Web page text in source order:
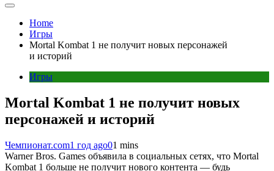
Home
Игры
Mortal Kombat 1 не получит новых персонажей
и историй
Игры
Mortal Kombat 1 не получит новых
персонажей и историй
Чемпионат.com1 год ago01 mins
Warner Bros. Games объявила в социальных сетях, что Mortal
Kombat 1 больше не получит нового контента — будь